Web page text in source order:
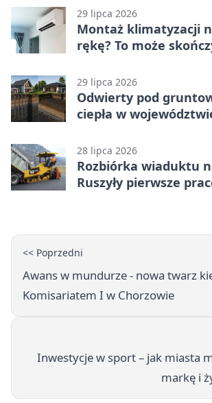
29 lipca 2026
Montaż klimatyzacji
rękę? To może
29 lipca 2026
Odwierty pod
ciepła w
28 lipca 2026
Rozbiórka wiaduktu
Ruszyły pierwsze
<< Poprzedni
Awans w mundurze - nowa twarz
Komisariatem I w Chorzowie
Inwestycje w sport – jak miasta
markę i